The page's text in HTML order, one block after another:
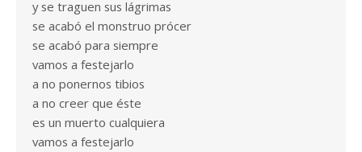
y se traguen sus lágrimas
se acabó el monstruo prócer
se acabó para siempre
vamos a festejarlo
a no ponernos tibios
a no creer que éste
es un muerto cualquiera
vamos a festejarlo